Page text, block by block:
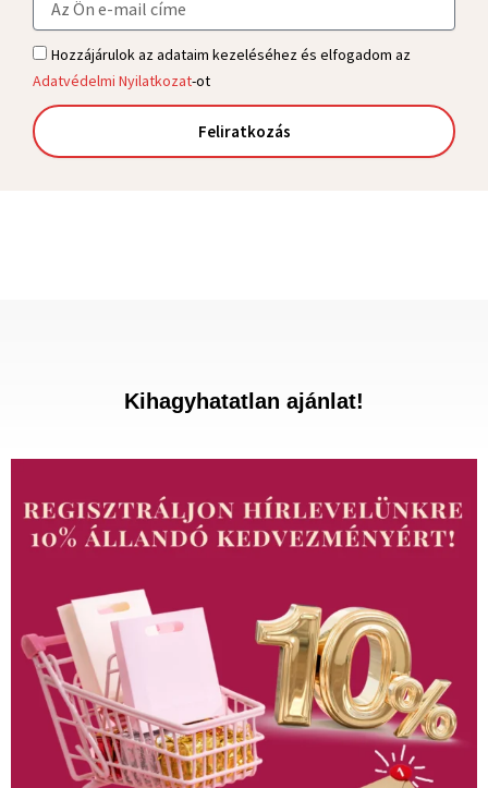
i
l
Ü
z
n
e
Hozzájárulok az adataim kezeléséhez és elfogadom az
Adatvédelmi Nyilatkozat-ot
Feliratkozás
Kihagyhatatlan ajánlat!